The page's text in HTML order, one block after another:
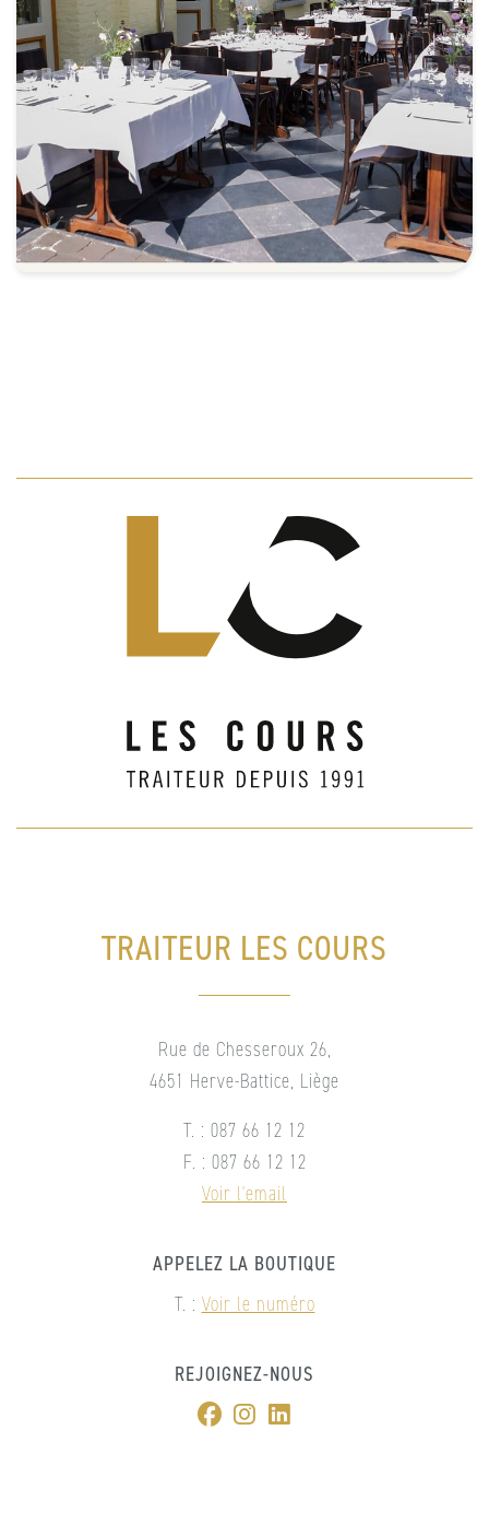
TRAITEUR LES COURS
Rue de Chesseroux 26,
4651 Herve-Battice, Liège
T. : 087 66 12 12
F. : 087 66 12 12
Voir l'email
APPELEZ LA BOUTIQUE
T. : Voir le numéro
REJOIGNEZ-NOUS